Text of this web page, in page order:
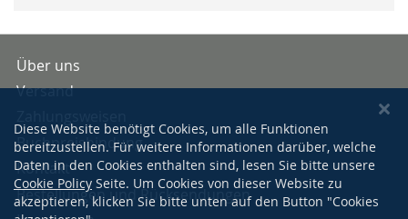
Über uns
Versand
Buchpreisbindung
Kontakt
Bestellungen und Rücksendungen
Diese Website benötigt Cookies, um alle Funktionen
bereitzustellen. Für weitere Informationen darüber, welche
Daten in den Cookies enthalten sind, lesen Sie bitte unsere
Cookie Policy Seite. Um Cookies von dieser Website zu
akzeptieren, klicken Sie bitte unten auf den Button "Cookies